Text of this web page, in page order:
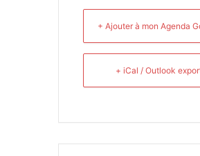
+ Ajouter à mon Agenda
+ iCal / Outlook